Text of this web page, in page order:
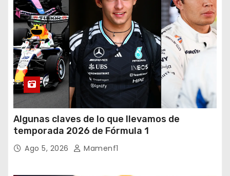
Algunas claves de lo que llevamos de
temporada 2026 de Fórmula 1
Ago 5, 2026 Mamenf1